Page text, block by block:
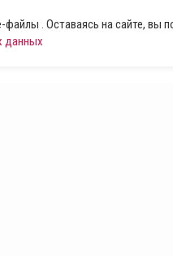
. Оставаясь на сайте, вы
данных